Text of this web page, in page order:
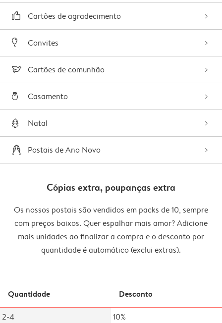
Cartões de agradecimento
Convites
Cartões de comunhão
Casamento
Natal
Postais de Ano Novo
Cópias extra, poupanças extra
Os nossos postais são vendidos em packs de 10, sempre
com preços baixos. Quer espalhar mais amor? Adicione
mais unidades ao finalizar a compra e o desconto por
quantidade é automático (exclui extras).
Quantidade Desconto
2-4
10%